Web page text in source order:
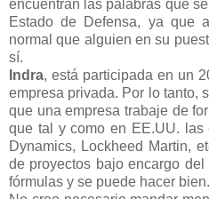
encuentran las palabras que
Estado de Defensa, ya que
normal que alguien en su
sí.
Indra, está participada en un
empresa privada. Por lo tanto,
que una empresa trabaje de
que tal y como en EE.UU. las
Dynamics, Lockheed Martin,
de proyectos bajo encargo
fórmulas y se puede hacer bien.